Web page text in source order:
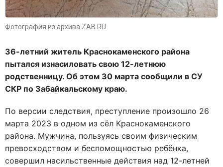
Фотография из архива ZAB.RU
36-летний житель Краснокаменского района
пытался изнасиловать свою 12-летнюю
родственницу. Об этом 30 марта сообщили в СУ
СКР по Забайкальскому краю.
По версии следствия, преступление произошло 26
марта 2023 в одном из сёл Краснокаменского
района. Мужчина, пользуясь своим физическим
превосходством и беспомощностью ребёнка,
совершил насильственные действия над 12-летней